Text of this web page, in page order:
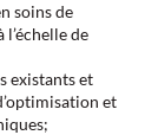
soins de
de
existants et
et